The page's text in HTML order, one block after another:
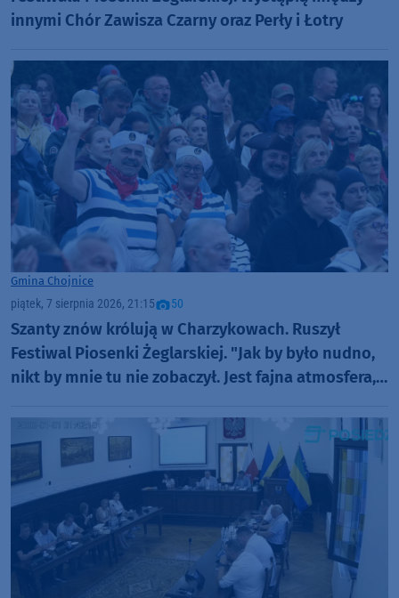
innymi Chór Zawisza Czarny oraz Perły i Łotry
Gmina Chojnice
piątek, 7 sierpnia 2026, 21:15 50
Szanty znów królują w Charzykowach. Ruszył
Festiwal Piosenki Żeglarskiej. "Jak by było nudno,
nikt by mnie tu nie zobaczył. Jest fajna atmosfera,